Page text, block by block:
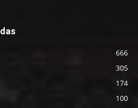
666
305
174
100